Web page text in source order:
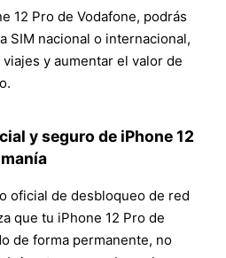
12 Pro de Vodafone, podrás
SIM nacional o internacional,
y aumentar el valor de
y seguro de iPhone 12
oficial de desbloqueo de red
que tu iPhone 12 Pro de
de forma permanente, no